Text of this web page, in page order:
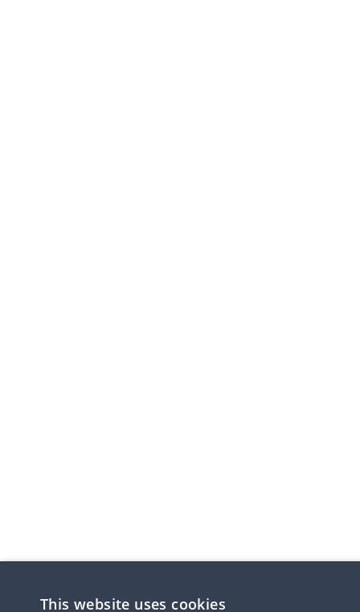
This website uses cookies